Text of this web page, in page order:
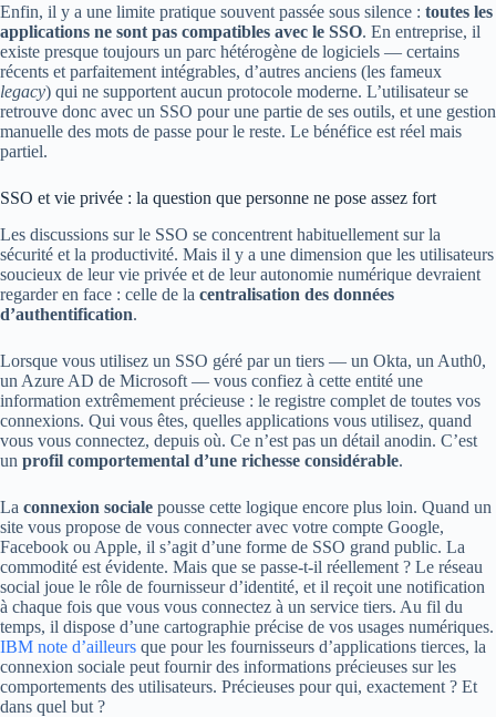
Enfin, il y a une limite pratique souvent passée sous silence : toutes les
applications ne sont pas compatibles avec le SSO. En entreprise, il
existe presque toujours un parc hétérogène de logiciels — certains
récents et parfaitement intégrables, d’autres anciens (les fameux
legacy) qui ne supportent aucun protocole moderne. L’utilisateur se
retrouve donc avec un SSO pour une partie de ses outils, et une gestion
manuelle des mots de passe pour le reste. Le bénéfice est réel mais
partiel.
SSO et vie privée : la question que personne ne pose assez fort
Les discussions sur le SSO se concentrent habituellement sur la
sécurité et la productivité. Mais il y a une dimension que les utilisateurs
soucieux de leur vie privée et de leur autonomie numérique devraient
regarder en face : celle de la centralisation des données
d’authentification.
Lorsque vous utilisez un SSO géré par un tiers — un Okta, un Auth0,
un Azure AD de Microsoft — vous confiez à cette entité une
information extrêmement précieuse : le registre complet de toutes vos
connexions. Qui vous êtes, quelles applications vous utilisez, quand
vous vous connectez, depuis où. Ce n’est pas un détail anodin. C’est
un profil comportemental d’une richesse considérable.
La connexion sociale pousse cette logique encore plus loin. Quand un
site vous propose de vous connecter avec votre compte Google,
Facebook ou Apple, il s’agit d’une forme de SSO grand public. La
commodité est évidente. Mais que se passe-t-il réellement ? Le réseau
social joue le rôle de fournisseur d’identité, et il reçoit une notification
à chaque fois que vous vous connectez à un service tiers. Au fil du
temps, il dispose d’une cartographie précise de vos usages numériques.
IBM note d’ailleurs que pour les fournisseurs d’applications tierces, la
connexion sociale peut fournir des informations précieuses sur les
comportements des utilisateurs. Précieuses pour qui, exactement ? Et
dans quel but ?